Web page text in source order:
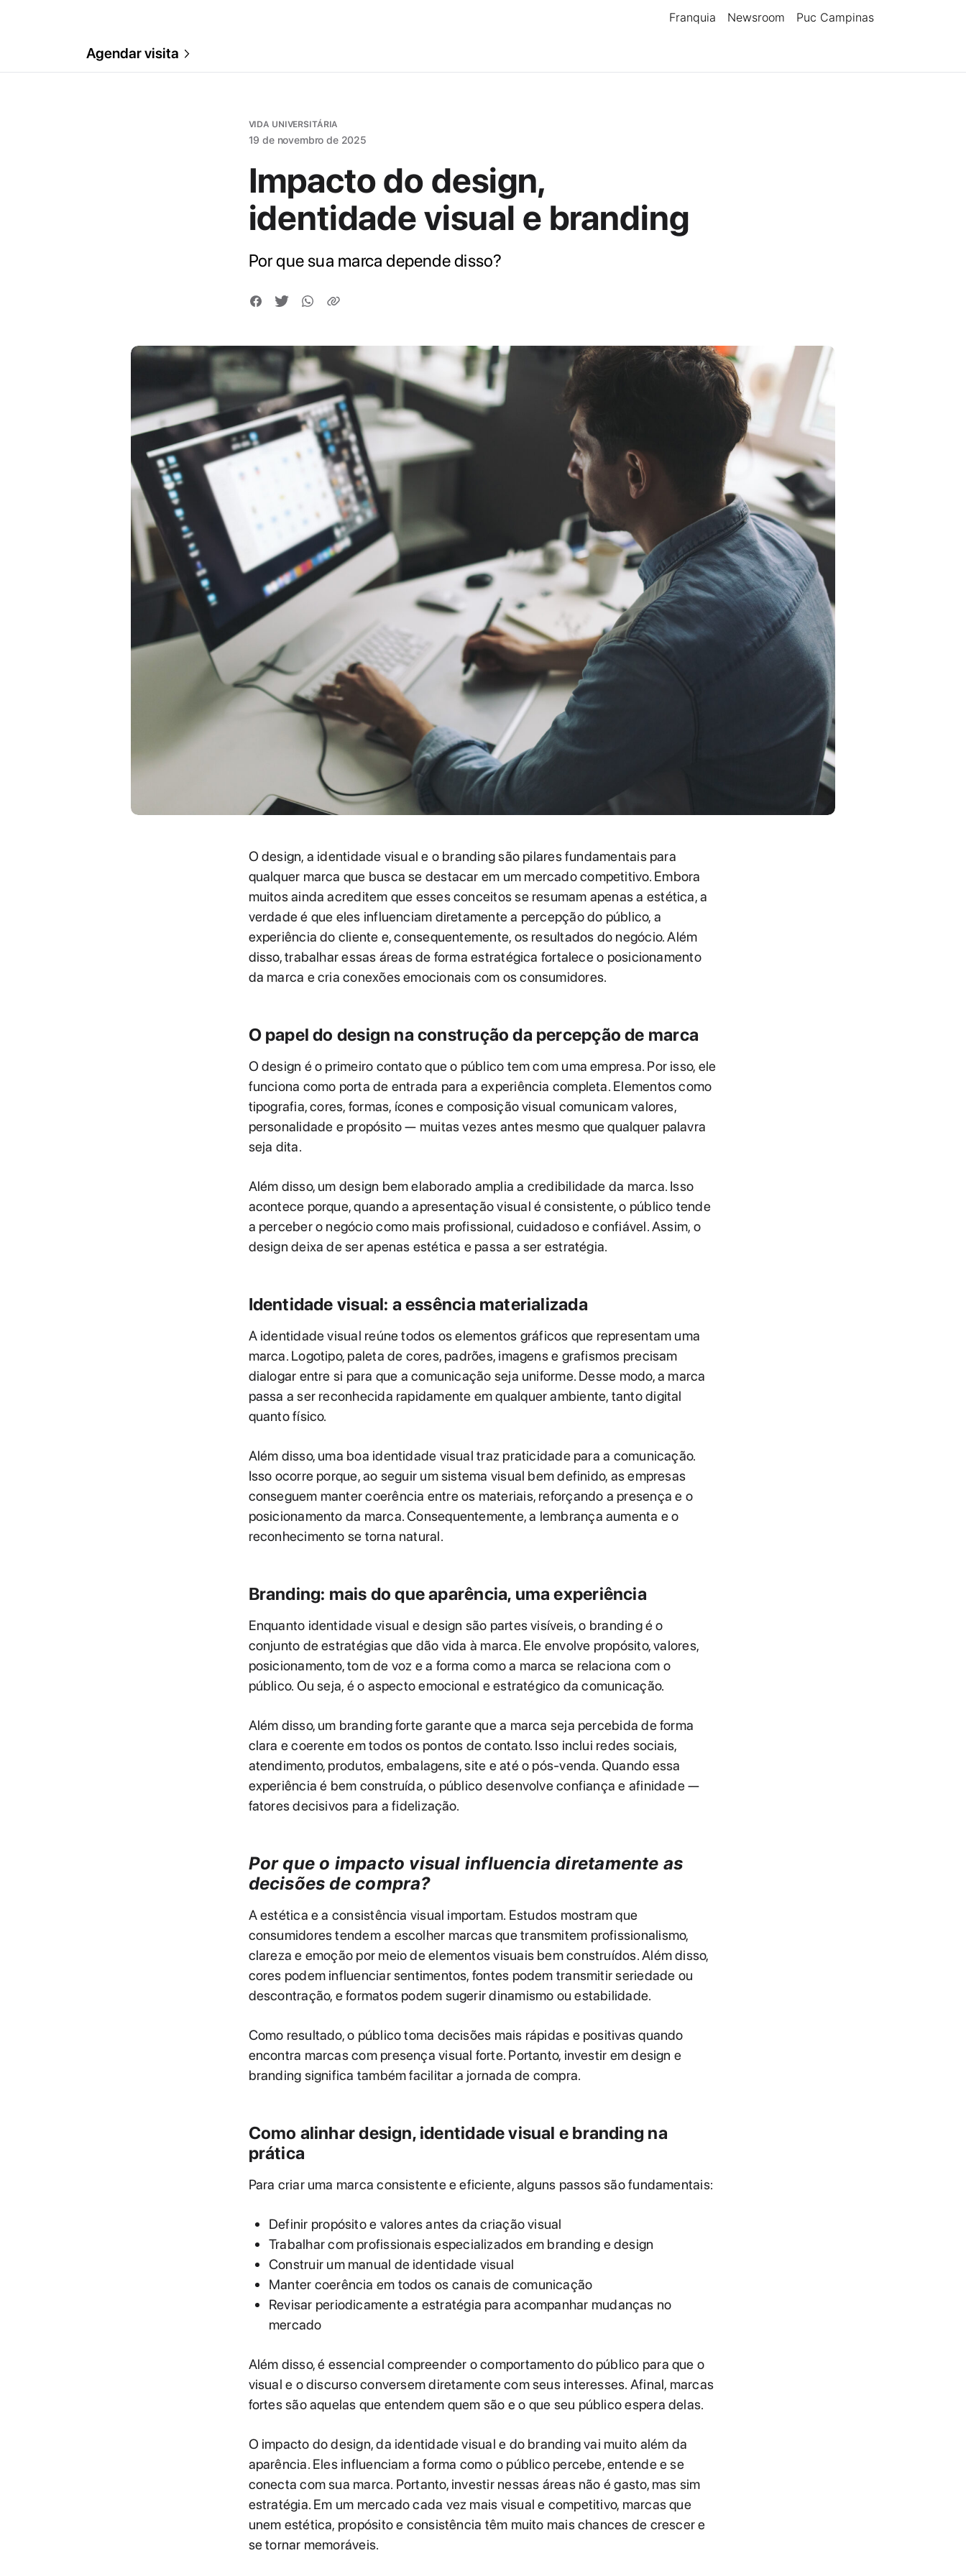
Franquia Newsroom Puc Campinas
Agendar visita
VIDA UNIVERSITÁRIA
19 de novembro de 2025
Impacto do design,
identidade visual e branding
Por que sua marca depende disso?
O design, a identidade visual e o branding são pilares fundamentais para
qualquer marca que busca se destacar em um mercado competitivo. Embora
muitos ainda acreditem que esses conceitos se resumam apenas a estética, a
verdade é que eles influenciam diretamente a percepção do público, a
experiência do cliente e, consequentemente, os resultados do negócio. Além
disso, trabalhar essas áreas de forma estratégica fortalece o posicionamento
da marca e cria conexões emocionais com os consumidores.
O papel do design na construção da percepção de marca
O design é o primeiro contato que o público tem com uma empresa. Por isso, ele
funciona como porta de entrada para a experiência completa. Elementos como
tipografia, cores, formas, ícones e composição visual comunicam valores,
personalidade e propósito — muitas vezes antes mesmo que qualquer palavra
seja dita.
Além disso, um design bem elaborado amplia a credibilidade da marca. Isso
acontece porque, quando a apresentação visual é consistente, o público tende
a perceber o negócio como mais profissional, cuidadoso e confiável. Assim, o
design deixa de ser apenas estética e passa a ser estratégia.
Identidade visual: a essência materializada
A identidade visual reúne todos os elementos gráficos que representam uma
marca. Logotipo, paleta de cores, padrões, imagens e grafismos precisam
dialogar entre si para que a comunicação seja uniforme. Desse modo, a marca
passa a ser reconhecida rapidamente em qualquer ambiente, tanto digital
quanto físico.
Além disso, uma boa identidade visual traz praticidade para a comunicação.
Isso ocorre porque, ao seguir um sistema visual bem definido, as empresas
conseguem manter coerência entre os materiais, reforçando a presença e o
posicionamento da marca. Consequentemente, a lembrança aumenta e o
reconhecimento se torna natural.
Branding: mais do que aparência, uma experiência
Enquanto identidade visual e design são partes visíveis, o branding é o
conjunto de estratégias que dão vida à marca. Ele envolve propósito, valores,
posicionamento, tom de voz e a forma como a marca se relaciona com o
público. Ou seja, é o aspecto emocional e estratégico da comunicação.
Além disso, um branding forte garante que a marca seja percebida de forma
clara e coerente em todos os pontos de contato. Isso inclui redes sociais,
atendimento, produtos, embalagens, site e até o pós-venda. Quando essa
experiência é bem construída, o público desenvolve confiança e afinidade —
fatores decisivos para a fidelização.
Por que o impacto visual influencia diretamente as
decisões de compra?
A estética e a consistência visual importam. Estudos mostram que
consumidores tendem a escolher marcas que transmitem profissionalismo,
clareza e emoção por meio de elementos visuais bem construídos. Além disso,
cores podem influenciar sentimentos, fontes podem transmitir seriedade ou
descontração, e formatos podem sugerir dinamismo ou estabilidade.
Como resultado, o público toma decisões mais rápidas e positivas quando
encontra marcas com presença visual forte. Portanto, investir em design e
branding significa também facilitar a jornada de compra.
Como alinhar design, identidade visual e branding na
prática
Para criar uma marca consistente e eficiente, alguns passos são fundamentais:
Definir propósito e valores antes da criação visual
Trabalhar com profissionais especializados em branding e design
Construir um manual de identidade visual
Manter coerência em todos os canais de comunicação
Revisar periodicamente a estratégia para acompanhar mudanças no
mercado
Além disso, é essencial compreender o comportamento do público para que o
visual e o discurso conversem diretamente com seus interesses. Afinal, marcas
fortes são aquelas que entendem quem são e o que seu público espera delas.
O impacto do design, da identidade visual e do branding vai muito além da
aparência. Eles influenciam a forma como o público percebe, entende e se
conecta com sua marca. Portanto, investir nessas áreas não é gasto, mas sim
estratégia. Em um mercado cada vez mais visual e competitivo, marcas que
unem estética, propósito e consistência têm muito mais chances de crescer e
se tornar memoráveis.